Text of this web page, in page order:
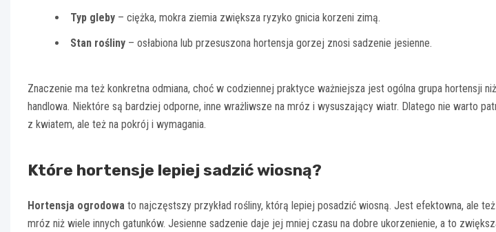
Typ gleby – ciężka, mokra ziemia zwiększa ryzyko gnicia korzeni zimą.
Stan rośliny – osłabiona lub przesuszona hortensja gorzej znosi sadzenie jesienne.
Znaczenie ma też konkretna odmiana, choć w codziennej praktyce ważniejsza jest ogólna grupa hortensji
handlowa. Niektóre są bardziej odporne, inne wrażliwsze na mróz i wysuszający wiatr. Dlatego nie warto
z kwiatem, ale też na pokrój i wymagania.
Które hortensje lepiej sadzić wiosną?
Hortensja ogrodowa to najczęstszy przykład rośliny, którą lepiej posadzić wiosną. Jest efektowna, ale
mróz niż wiele innych gatunków. Jesienne sadzenie daje jej mniej czasu na dobre ukorzenienie, a to